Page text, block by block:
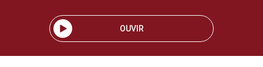
OUVIR